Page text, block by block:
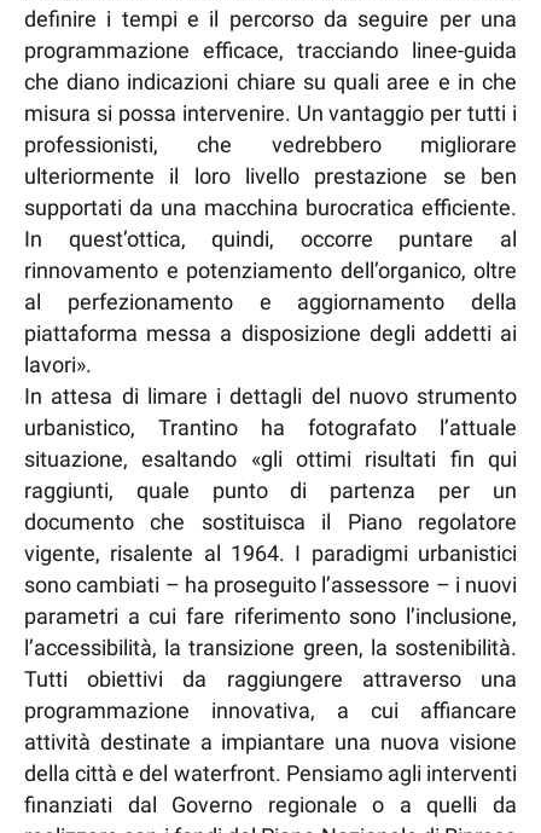
definire i tempi e il percorso da seguire per una
programmazione efficace, tracciando linee-guida
che diano indicazioni chiare su quali aree e in che
misura si possa intervenire. Un vantaggio per tutti i
professionisti, che vedrebbero migliorare
ulteriormente il loro livello prestazione se ben
supportati da una macchina burocratica efficiente.
In quest’ottica, quindi, occorre puntare al
rinnovamento e potenziamento dell’organico, oltre
al perfezionamento e aggiornamento della
piattaforma messa a disposizione degli addetti ai
lavori».
In attesa di limare i dettagli del nuovo strumento
urbanistico, Trantino ha fotografato l’attuale
situazione, esaltando «gli ottimi risultati fin qui
raggiunti, quale punto di partenza per un
documento che sostituisca il Piano regolatore
vigente, risalente al 1964. I paradigmi urbanistici
sono cambiati – ha proseguito l’assessore – i nuovi
parametri a cui fare riferimento sono l’inclusione,
l’accessibilità, la transizione green, la sostenibilità.
Tutti obiettivi da raggiungere attraverso una
programmazione innovativa, a cui affiancare
attività destinate a impiantare una nuova visione
della città e del waterfront. Pensiamo agli interventi
finanziati dal Governo regionale o a quelli da